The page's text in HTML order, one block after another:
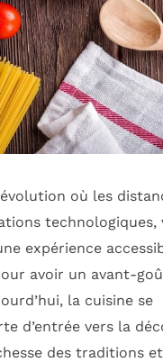
où les
technologiques,
expérience
avoir un avant-
la cuisine se
d’entrée vers la
des traditions